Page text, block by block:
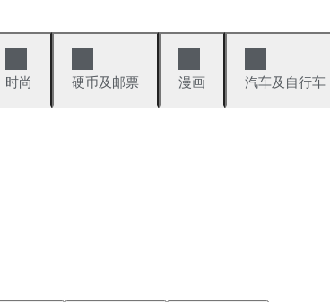
时尚 硬币及邮票 漫画 汽车及自行车